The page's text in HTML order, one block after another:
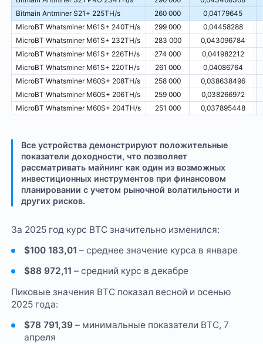
Bitmain Antminer S21+ 225TH/s
260 000
0,04179645
MicroBT Whatsminer M61S+ 240TH/s
299 000
0,04458288
MicroBT Whatsminer M61S+ 232TH/s
283 000
0,043096784
MicroBT Whatsminer M61S+ 226TH/s
274 000
0,041982212
MicroBT Whatsminer M61S+ 220TH/s
261 000
0,04086764
MicroBT Whatsminer M60S+ 208TH/s
258 000
0,038638496
MicroBT Whatsminer M60S+ 206TH/s
259 000
0,038266972
MicroBT Whatsminer M60S+ 204TH/s
251 000 0,037895448
Все устройства демонстрируют положительные
показатели доходности, что позволяет
рассматривать майнинг как один из возможных
инвестиционных инструментов при финансовом
планировании с учетом рыночной волатильности и
других рисков.
За 2025 год курс BTC значительно изменился:
$100 183,01 – среднее значение курса в январе
$88 972,11 – средний курс в декабре
Пиковые значения BTC показал весной и осенью
2025 года:
$78 791,39– минимальные показатели BTС, 7
апреля